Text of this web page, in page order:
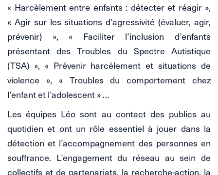
« Harcèlement entre enfants : détecter et réagir »,
« Agir sur les situations d’agressivité (évaluer, agir,
prévenir) », « Faciliter l’inclusion d’enfants
présentant des Troubles du Spectre Autistique
(TSA) », « Prévenir harcélement et situations de
violence », « Troubles du comportement chez
l’enfant et l’adolescent » …
Les équipes Léo sont au contact des publics au
quotidien et ont un rôle essentiel à jouer dans la
détection et l’accompagnement des personnes en
souffrance. L’engagement du réseau au sein de
collectifs et de partenariats, la recherche-action, la